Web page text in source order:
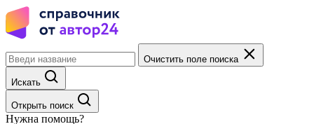
Очистить поле поиска
Искать
Открыть поиск
Нужна помощь?